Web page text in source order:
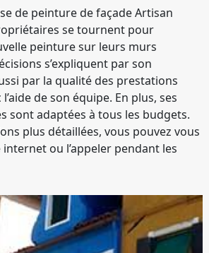
de peinture de façade Artisan
se tournent pour
peinture sur leurs murs
s’expliquent par son
par la qualité des prestations
l’aide de son équipe. En plus, ses
sont adaptées à tous les budgets.
plus détaillées, vous pouvez vous
ou l’appeler pendant les